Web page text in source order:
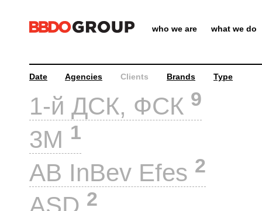
who we are what we do
Date Agencies Clients Brands Type
1-й ДСК, ФСК 9
3M 1
AB InBev Efes 2
2